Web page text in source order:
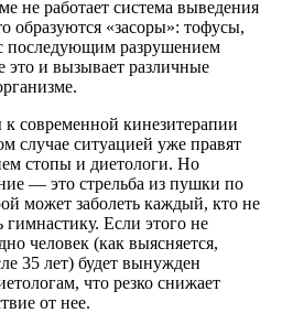
не работает система выведения
образуются «засоры»: тофусы,
последующим разрушением
это и вызывает различные
современной кинезитерапии
случае ситуацией уже правят
стопы и диетологи. Но
— это стрельба из пушки по
может заболеть каждый, кто не
гимнастику. Если этого не
человек (как выясняется,
35 лет) будет вынужден
что резко снижает
от нее.